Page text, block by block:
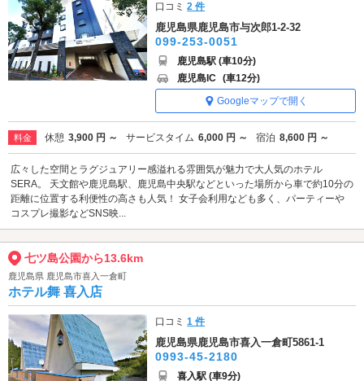
口コミ2 件
鹿児島県鹿児島市与次郎1-2-32
099-253-0051
鹿児島駅 (車10分)
鹿児島IC (車12分)
Googleマップで開く
料金 休憩 3,900 円 ～ サービスタイム 6,000 円 ～ 宿泊 8,600 円 ～
広々した空間とラグジュアリー感溢れる雰囲気が魅力で大人気のホテル
SERA。 天文館や鹿児島駅、鹿児島中央駅などといった場所から車で約10分の
距離に位置する利便性の高さも人気！ 女子会利用なども多く、パーティーや
コスプレ撮影などSNS映...
七ツ島公園から13.6km
鹿児島県 鹿児島市喜入一倉町
ホテル舞 喜入店
口コミ1 件
鹿児島県鹿児島市喜入一倉町5861-1
0993-45-2180
喜入駅 (車9分)